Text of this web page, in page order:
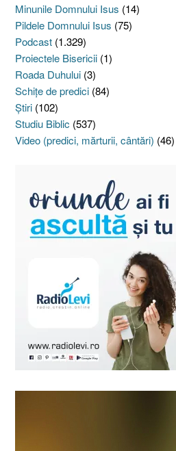
Minunile Domnului Isus (14)
Pildele Domnului Isus (75)
Podcast (1.329)
Proiectele Bisericii (1)
Roada Duhului (3)
Schiţe de predici (84)
Ştiri (102)
Studiu Biblic (537)
Video (predici, mărturii, cântări) (46)